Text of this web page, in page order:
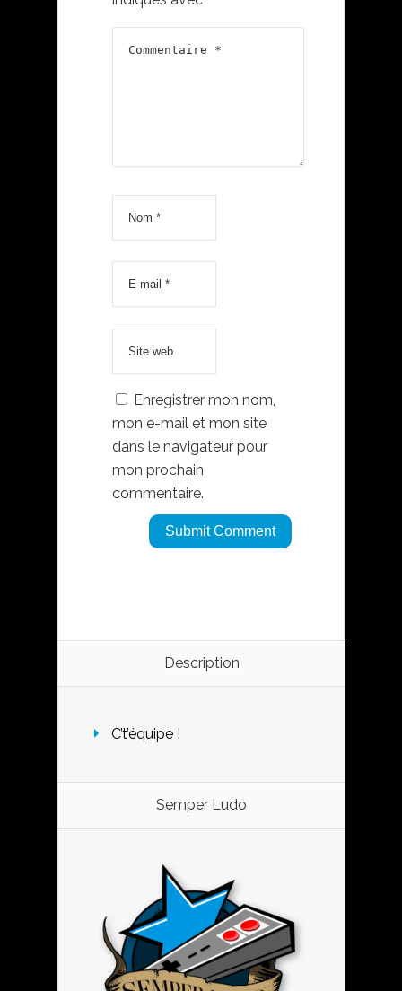
Enregistrer mon nom,
mon e-mail et mon site
dans le navigateur pour
mon prochain
commentaire.
Description
C’t’équipe !
Semper Ludo